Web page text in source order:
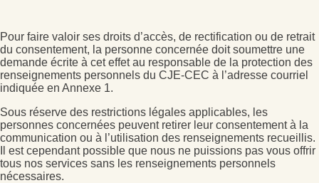
Pour faire valoir ses droits d’accès, de rectification ou de retrait
du consentement, la personne concernée doit soumettre une
demande écrite à cet effet au responsable de la protection des
renseignements personnels du CJE-CEC à l’adresse courriel
indiquée en Annexe 1.
Sous réserve des restrictions légales applicables, les
personnes concernées peuvent retirer leur consentement à la
communication ou à l’utilisation des renseignements recueillis.
Il est cependant possible que nous ne puissions pas vous offrir
tous nos services sans les renseignements personnels
nécessaires.